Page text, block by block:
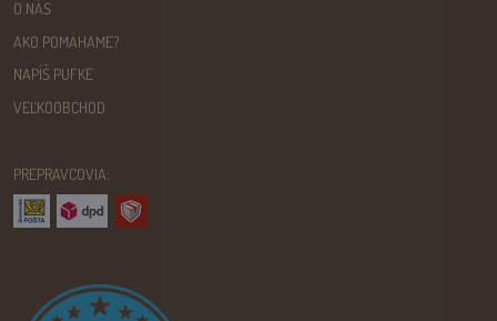
O NÁS
AKO POMÁHAME?
NAPÍŠ PUFKE
VEĽKOOBCHOD
PREPRAVCOVIA: